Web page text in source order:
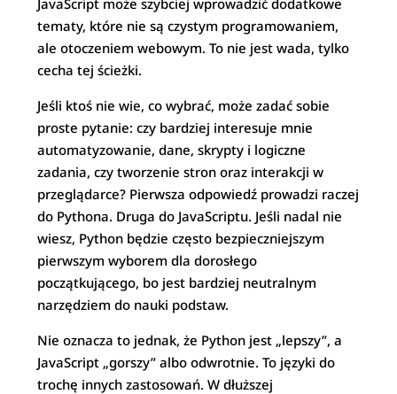
JavaScript może szybciej wprowadzić dodatkowe
tematy, które nie są czystym programowaniem,
ale otoczeniem webowym. To nie jest wada, tylko
cecha tej ścieżki.
Jeśli ktoś nie wie, co wybrać, może zadać sobie
proste pytanie: czy bardziej interesuje mnie
automatyzowanie, dane, skrypty i logiczne
zadania, czy tworzenie stron oraz interakcji w
przeglądarce? Pierwsza odpowiedź prowadzi raczej
do Pythona. Druga do JavaScriptu. Jeśli nadal nie
wiesz, Python będzie często bezpieczniejszym
pierwszym wyborem dla dorosłego
początkującego, bo jest bardziej neutralnym
narzędziem do nauki podstaw.
Nie oznacza to jednak, że Python jest „lepszy”, a
JavaScript „gorszy” albo odwrotnie. To języki do
trochę innych zastosowań. W dłuższej